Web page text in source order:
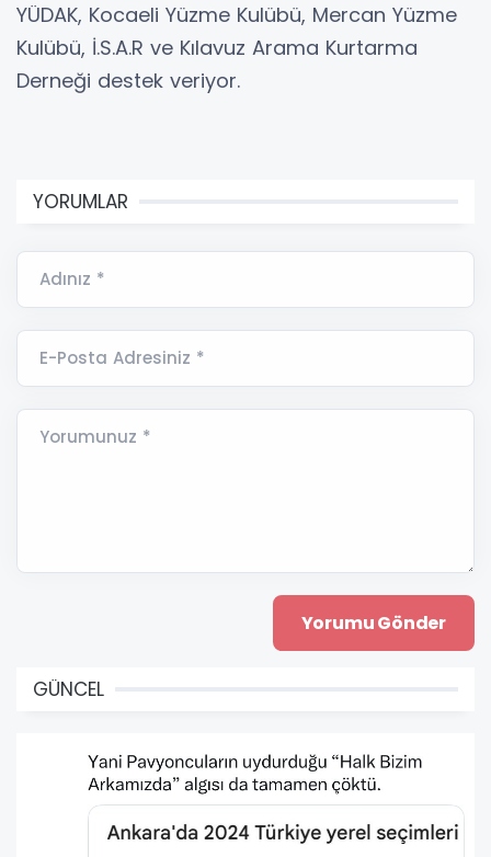
YÜDAK, Kocaeli Yüzme Kulübü, Mercan Yüzme
Kulübü, İ.S.A.R ve Kılavuz Arama Kurtarma
Derneği destek veriyor.
YORUMLAR
Adınız *
E-Posta Adresiniz *
Yorumunuz *
GÜNCEL